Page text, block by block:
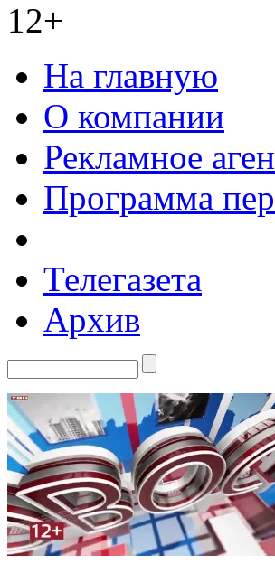
12+
На главную
О компании
Рекламное
Программа
Телегазета
Архив